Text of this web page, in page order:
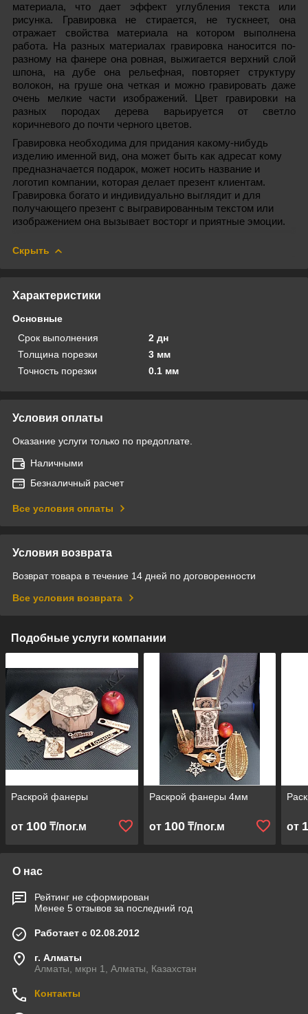
материала, что дает эффект углубления текста или
рисунка. Гравировка не стирается, не тускнеет, она
отражает свойства материала на котором выполнена
работа. На разных материалах гравировка наносится по-
разному на фанере она ровная, выжигается верхний слой
шпона, на дубе она рельефная, повторяет структуру
волокон, на груше она четкая и можно гравировать даже
очень мелкие части изображений. Цвет гравировки на
разных породах дерева варьируется от светло
коричневого до почти черного цветов.
Гравировка необходима для придания какому-нибудь
изделию именной вид, она может быть как адресат кому
предназначается подарок, может носить название и
логотип компании, которая делает презент клиентам.
Гравировка богато и индивидуально выглядит и для
получающего презент с выгравированным текстом или
изображением она вызывает восторг и приятные эмоции.
Скрыть
Характеристики
Основные
Срок выполнения
2 дн
Толщина порезки
3 мм
Точность порезки
0.1 мм
Условия оплаты
Оказание услуги только по предоплате.
Наличными
Безналичный расчет
Все условия оплаты
Условия возврата
Возврат товара в течение 14 дней по договоренности
Все условия возврата
Подобные услуги компании
Раскрой фанеры
от 100 ₸/пог.м
Раскрой фанеры 4мм
от 100₸/пог.м от
О нас
Рейтинг не сформирован
Менее 5 отзывов за последний год
Работает с 02.08.2012
г. Алматы
Алматы, мкрн 1, Алматы, Казахстан
Контакты